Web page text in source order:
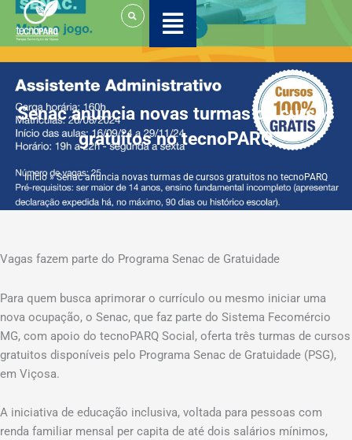
para
o
conteúdo
Senac anuncia novas turmas de cursos
gratuitos no tecnoPARQ
Início»Senac anuncia novas turmas de cursos gratuitos no tecnoPARQ
Vagas fazem parte do Programa Senac de Gratuidade
Para quem busca aprimorar o currículo ou mesmo iniciar uma
nova ocupação, o Senac, que faz parte do Sistema Fecomércio
MG, com apoio do tecnoPARQ Social, oferta três turmas de cursos
gratuitos disponíveis pelo Programa Senac de Gratuidade (PSG),
em Viçosa.
A iniciativa de educação inclusiva, voltada para pessoas com
renda familiar mensal per capita de até dois salários mínimos,